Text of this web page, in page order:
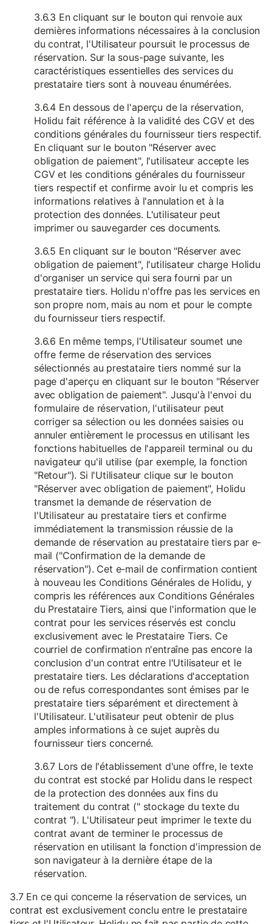
3.6.3 En cliquant sur le bouton qui renvoie aux
dernières informations nécessaires à la conclusion
du contrat, l'Utilisateur poursuit le processus de
réservation. Sur la sous-page suivante, les
caractéristiques essentielles des services du
prestataire tiers sont à nouveau énumérées.
3.6.4 En dessous de l'aperçu de la réservation,
Holidu fait référence à la validité des CGV et des
conditions générales du fournisseur tiers respectif.
En cliquant sur le bouton "Réserver avec
obligation de paiement", l'utilisateur accepte les
CGV et les conditions générales du fournisseur
tiers respectif et confirme avoir lu et compris les
informations relatives à l'annulation et à la
protection des données. L'utilisateur peut
imprimer ou sauvegarder ces documents.
3.6.5 En cliquant sur le bouton "Réserver avec
obligation de paiement", l'utilisateur charge Holidu
d'organiser un service qui sera fourni par un
prestataire tiers. Holidu n'offre pas les services en
son propre nom, mais au nom et pour le compte
du fournisseur tiers respectif.
3.6.6 En même temps, l'Utilisateur soumet une
offre ferme de réservation des services
sélectionnés au prestataire tiers nommé sur la
page d'aperçu en cliquant sur le bouton "Réserver
avec obligation de paiement". Jusqu'à l'envoi du
formulaire de réservation, l'utilisateur peut
corriger sa sélection ou les données saisies ou
annuler entièrement le processus en utilisant les
fonctions habituelles de l'appareil terminal ou du
navigateur qu'il utilise (par exemple, la fonction
"Retour"). Si l'Utilisateur clique sur le bouton
"Réserver avec obligation de paiement", Holidu
transmet la demande de réservation de
l'Utilisateur au prestataire tiers et confirme
immédiatement la transmission réussie de la
demande de réservation au prestataire tiers par e-
mail ("Confirmation de la demande de
réservation"). Cet e-mail de confirmation contient
à nouveau les Conditions Générales de Holidu, y
compris les références aux Conditions Générales
du Prestataire Tiers, ainsi que l'information que le
contrat pour les services réservés est conclu
exclusivement avec le Prestataire Tiers. Ce
courriel de confirmation n'entraîne pas encore la
conclusion d'un contrat entre l'Utilisateur et le
prestataire tiers. Les déclarations d'acceptation
ou de refus correspondantes sont émises par le
prestataire tiers séparément et directement à
l'Utilisateur. L'utilisateur peut obtenir de plus
amples informations à ce sujet auprès du
fournisseur tiers concerné.
3.6.7 Lors de l'établissement d'une offre, le texte
du contrat est stocké par Holidu dans le respect
de la protection des données aux fins du
traitement du contrat (" stockage du texte du
contrat "). L'Utilisateur peut imprimer le texte du
contrat avant de terminer le processus de
réservation en utilisant la fonction d'impression de
son navigateur à la dernière étape de la
réservation.
3.7 En ce qui concerne la réservation de services, un
contrat est exclusivement conclu entre le prestataire